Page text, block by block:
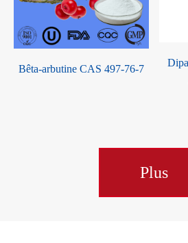
Bêta-arbutine CAS 497-76-7
Plus